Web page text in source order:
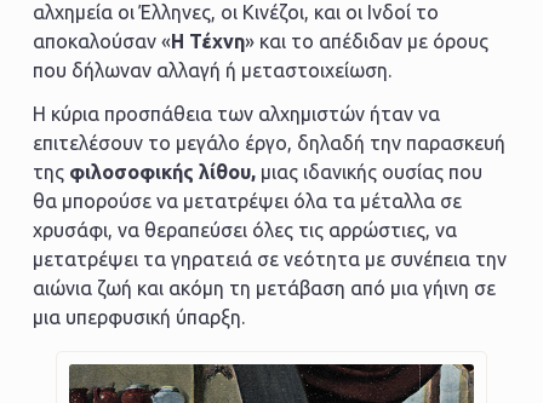
αλχημεία οι Έλληνες, οι Κινέζοι, και οι Ινδοί το
αποκαλούσαν «Η Τέχνη» και το απέδιδαν με όρους
που δήλωναν αλλαγή ή μεταστοιχείωση.
Η κύρια προσπάθεια των αλχημιστών ήταν να
επιτελέσουν το μεγάλο έργο, δηλαδή την παρασκευή
της φιλοσοφικής λίθου,μιας ιδανικής ουσίας που
θα μπορούσε να μετατρέψει όλα τα μέταλλα σε
χρυσάφι, να θεραπεύσει όλες τις αρρώστιες, να
μετατρέψει τα γηρατειά σε νεότητα με συνέπεια την
αιώνια ζωή και ακόμη τη μετάβαση από μια γήινη σε
μια υπερφυσική ύπαρξη.